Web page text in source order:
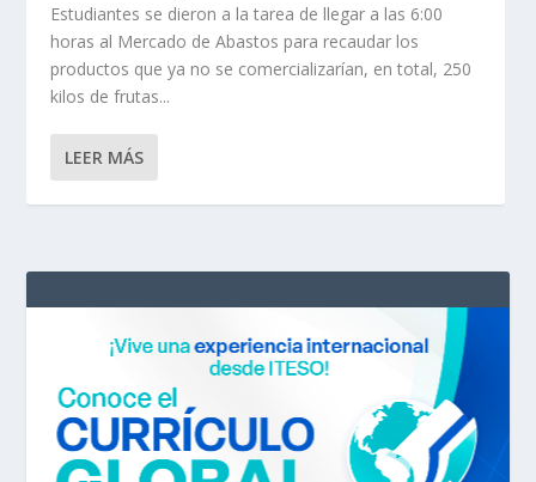
Estudiantes se dieron a la tarea de llegar a las 6:00
horas al Mercado de Abastos para recaudar los
productos que ya no se comercializarían, en total, 250
kilos de frutas...
LEER MÁS